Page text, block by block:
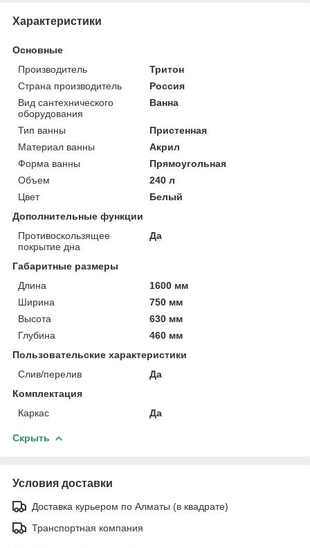
Характеристики
Основные
Производитель
Тритон
Страна производитель
Россия
Вид сантехнического
оборудования
Ванна
Тип ванны
Пристенная
Материал ванны
Акрил
Форма ванны
Прямоугольная
Объем
240 л
Цвет
Белый
Дополнительные функции
Противоскользящее
покрытие дна
Да
Габаритные размеры
Длина
1600 мм
Ширина
750 мм
Высота
630 мм
Глубина
460 мм
Пользовательские характеристики
Слив/перелив
Да
Комплектация
Каркас
Да
Скрыть
Условия доставки
Доставка курьером по Алматы (в квадрате)
Транспортная компания